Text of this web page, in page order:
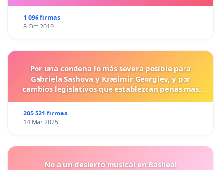
1 096 firmas
8 Oct 2019
Por una condena lo más severa posible para
Gabriela Sashova y Krasimir Georgiev, y por
cambios legislativos que establezcan penas más
205 521 firmas
14 Mar 2025
No a un desierto musical en Basilea!